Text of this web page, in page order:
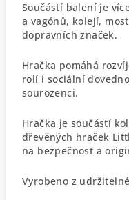
Součástí balení je
a vagónů, kolejí,
dopravních značek.
Hračka pomáhá
rolí i sociální
sourozenci.
Hračka je součástí
dřevěných hraček
na bezpečnost a
Vyrobeno z